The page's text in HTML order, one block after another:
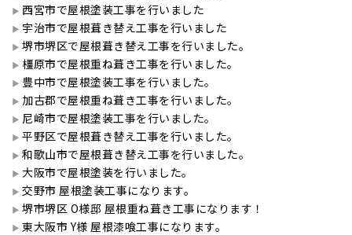
西宮市で屋根塗装工事を行いました
宇治市で屋根葺き替え工事を行いました
堺市堺区で屋根葺き替え工事を行いました。
橿原市で屋根重ね葺き工事を行いました。
豊中市で屋根塗装工事を行いました。
加古郡で屋根重ね葺き工事を行いました。
尼崎市で屋根塗装工事を行いました。
平野区で屋根葺き替え工事を行いました。
和歌山市で屋根葺き替え工事を行いました。
大阪市で屋根塗装を行いました。
交野市 屋根塗装工事になります。
堺市堺区 O様邸 屋根重ね葺き工事になります！
東大阪市 Y様 屋根漆喰工事になります。